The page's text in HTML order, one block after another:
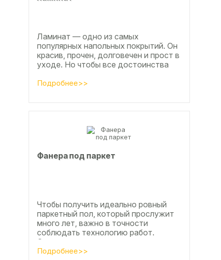
Ламинат — одно из самых
популярных напольных покрытий. Он
красив, прочен, долговечен и прост в
уходе. Но чтобы все достоинства
раскрылись, важно...
Подробнее>>
Фанера под паркет
Чтобы получить идеально ровный
паркетный пол, который прослужит
много лет, важно в точности
соблюдать технологию работ.
Сегодня одним из самых простых и
эффективных методов считается...
Подробнее>>